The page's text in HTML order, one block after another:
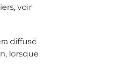
voir
diffusé
lorsque